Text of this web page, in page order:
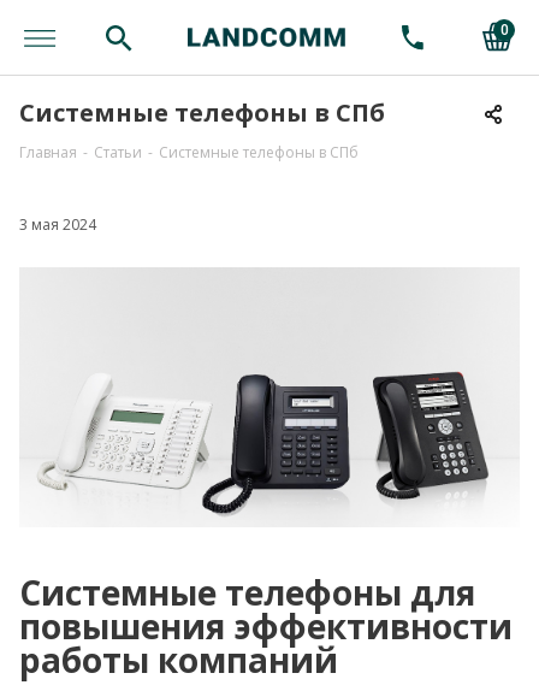
0
Системные телефоны в СПб
Главная - Статьи - Системные телефоны в СПб
3 мая 2024
Системные телефоны для
повышения эффективности
работы компаний